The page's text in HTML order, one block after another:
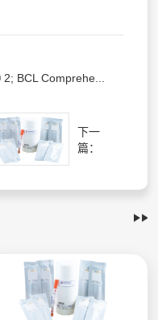
BCL Comprehe...
下一
篇：